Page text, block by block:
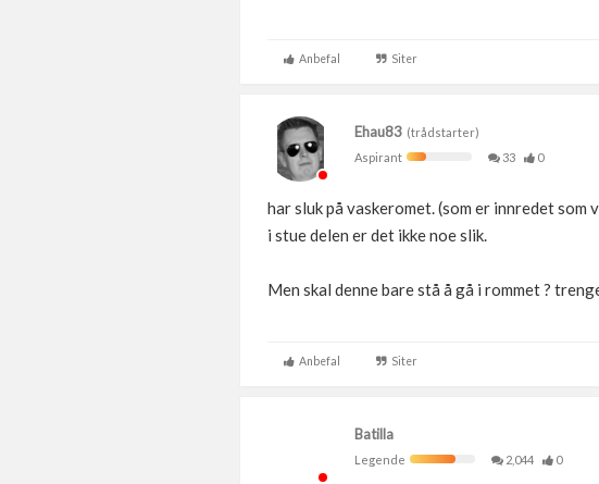
Anbefal Siter
Ehau83 (trådstarter)
Aspirant
33 0
har sluk på vaskeromet. (som er innredet som
i stue delen er det ikke noe slik.
Men skal denne bare stå å gå i rommet ?
Anbefal Siter
Batilla
Legende
2,044 0